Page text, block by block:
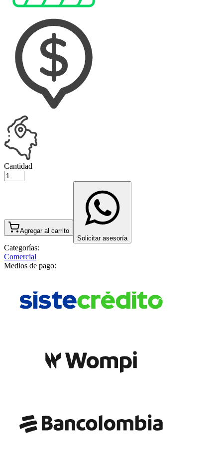
Cantidad
Agregar al carrito
Solicitar asesoría
Categorías:
Comercial
Medios de pago: